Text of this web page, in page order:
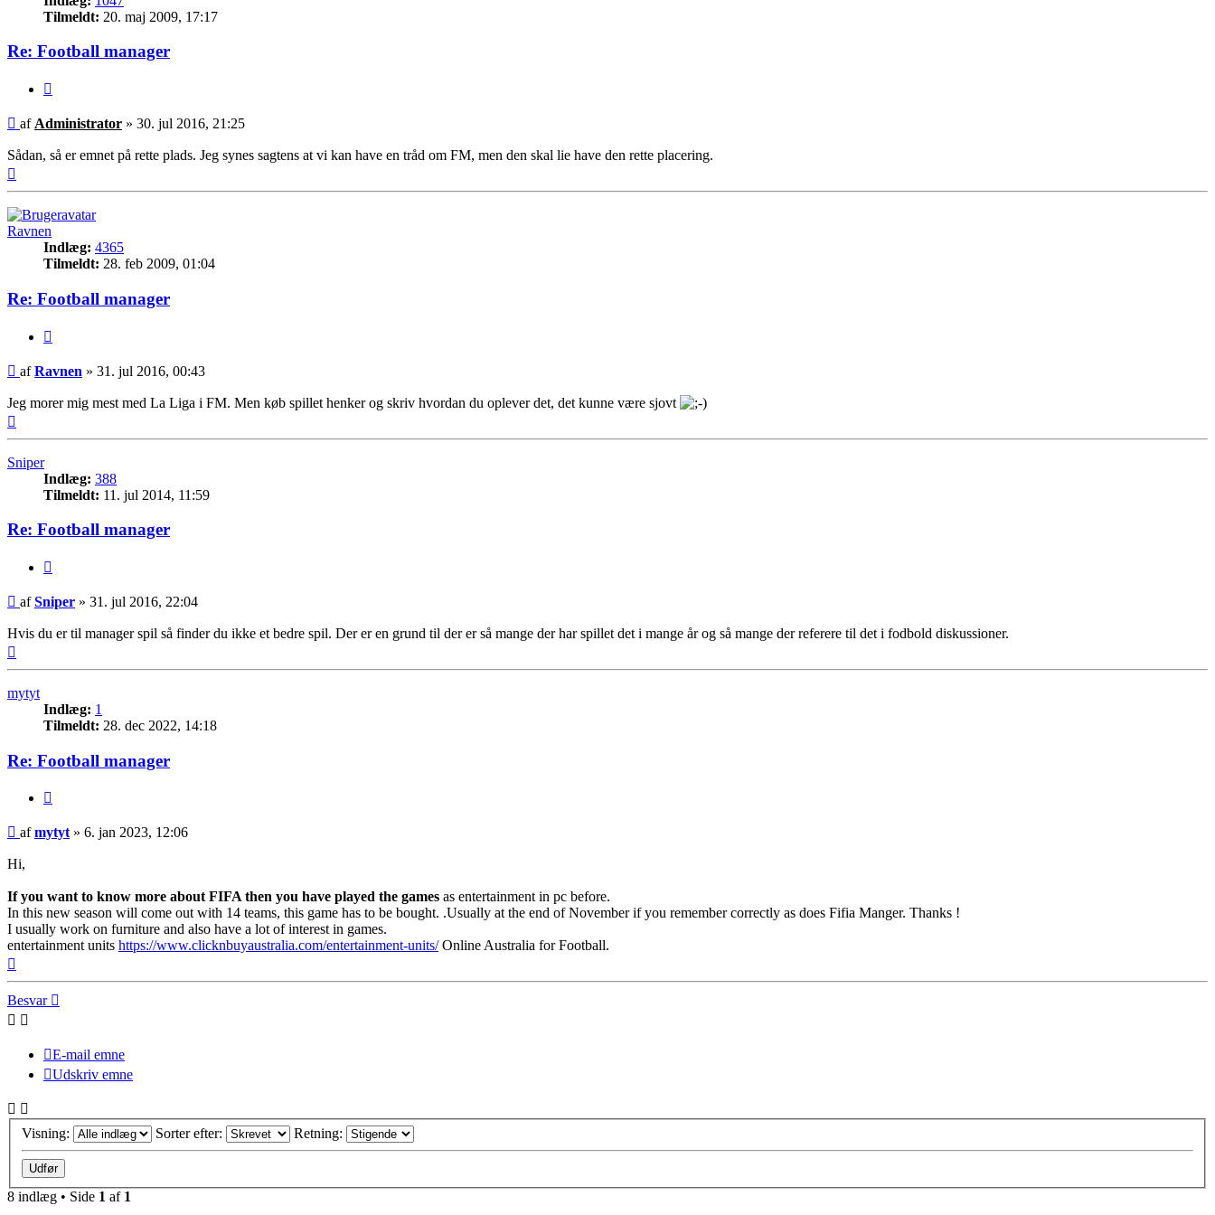
Tilmeldt: 20. maj 2009, 17:17
Re: Football manager
Indlæg
af Administrator » 30. jul 2016, 21:25
Sådan, så er emnet på rette plads. Jeg synes sagtens at vi kan have en tråd om FM, men den skal lie have den rette placering.
Ravnen
Indlæg: 4365
Tilmeldt: 28. feb 2009, 01:04
Re: Football manager
Indlæg
afRavnen » 31. jul 2016, 00:43
Jeg morer mig mest med La Liga i FM. Men køb spillet henker og skriv hvordan du oplever det, det kunne være sjovt
Sniper
Indlæg: 388
Tilmeldt: 11. jul 2014, 11:59
Re: Football manager
Indlæg
afSniper » 31. jul 2016, 22:04
Hvis du er til manager spil så finder du ikke et bedre spil. Der er en grund til der er så mange der har spillet det i mange år og så mange der referere til det i fodbold diskussioner.
mytyt
Indlæg: 1
Tilmeldt: 28. dec 2022, 14:18
Re: Football manager
Indlæg
afmytyt » 6. jan 2023, 12:06
Hi,
If you want to know more about FIFA then you have played the games as entertainment in pc before.
In this new season will come out with 14 teams, this game has to be bought. .Usually at the end of November if you remember correctly as does Fifia Manger. Thanks !
I usually work on furniture and also have a lot of interest in games.
entertainment units https://www.clicknbuyaustralia.com/entertainment-units/Online Australia for Football.
Besvar
E-mail emne
Udskriv emne
Visning: Sorter efter: Retning:
8 indlæg • Side 1 af 1